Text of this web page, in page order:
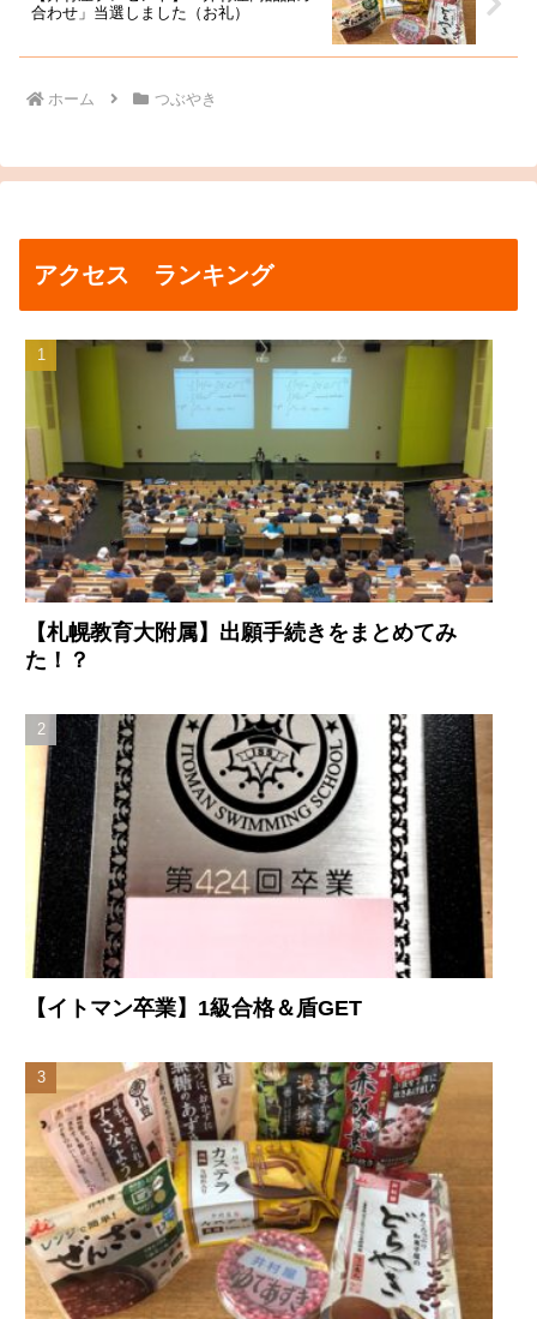
合わせ」当選しました（お礼）
ホーム つぶやき
アクセス ランキング
【札幌教育大附属】出願手続きをまとめてみ
た！？
【イトマン卒業】1級合格＆盾GET